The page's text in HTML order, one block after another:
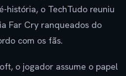
história, o TechTudo reuniu
Far Cry ranqueados do
com os fãs.
o jogador assume o papel